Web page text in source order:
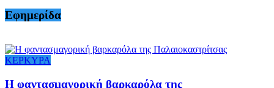
Εφημερίδα
ΚΕΡΚΥΡΑ
Η φαντασμαγορική βαρκαρόλα της